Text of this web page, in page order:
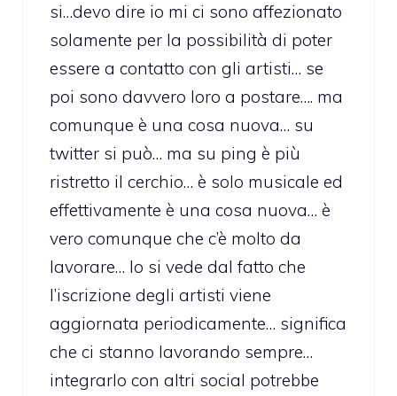
si…devo dire io mi ci sono affezionato
solamente per la possibilità di poter
essere a contatto con gli artisti… se
poi sono davvero loro a postare…. ma
comunque è una cosa nuova… su
twitter si può… ma su ping è più
ristretto il cerchio… è solo musicale ed
effettivamente è una cosa nuova… è
vero comunque che c’è molto da
lavorare… lo si vede dal fatto che
l’iscrizione degli artisti viene
aggiornata periodicamente… significa
che ci stanno lavorando sempre…
integrarlo con altri social potrebbe